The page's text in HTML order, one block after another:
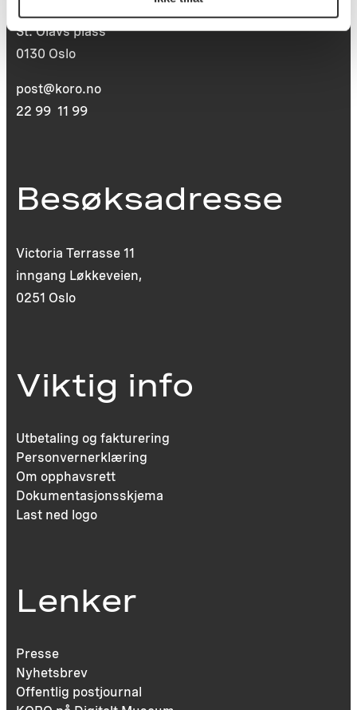
St. Olavs plass
0130 Oslo
post@koro.no
22 99 11 99
Besøksadresse
Victoria Terrasse 11
inngang Løkkeveien,
0251 Oslo
Viktig info
Utbetaling og fakturering
Personvernerklæring
Om opphavsrett
Dokumentasjonsskjema
Last ned logo
Lenker
Presse
Nyhetsbrev
Offentlig postjournal